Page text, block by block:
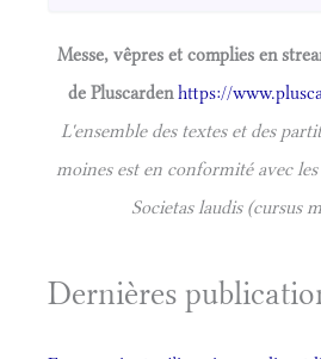
Messe, vêpres et complies en
de Pluscardenhttps://
L'ensemble des textes et des
moines est en conformité avec
Societas laudis (cursus
Dernières